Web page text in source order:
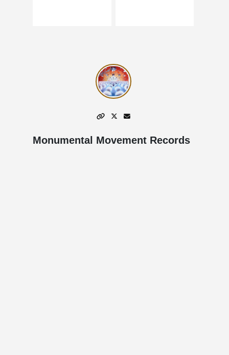
Monumental Movement Records